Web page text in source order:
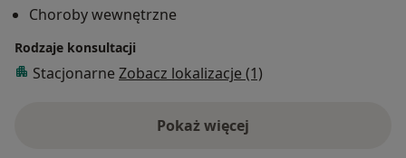
Choroby wewnętrzne
Rodzaje konsultacji
Stacjonarne Zobacz lokalizacje (1)
Pokaż więcejo doświadczeniu